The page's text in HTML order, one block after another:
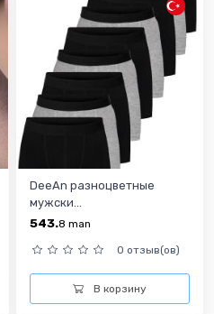
DeeAn разноцветные
мужски...
543.8 man
0 отзыв(ов)
В корзину